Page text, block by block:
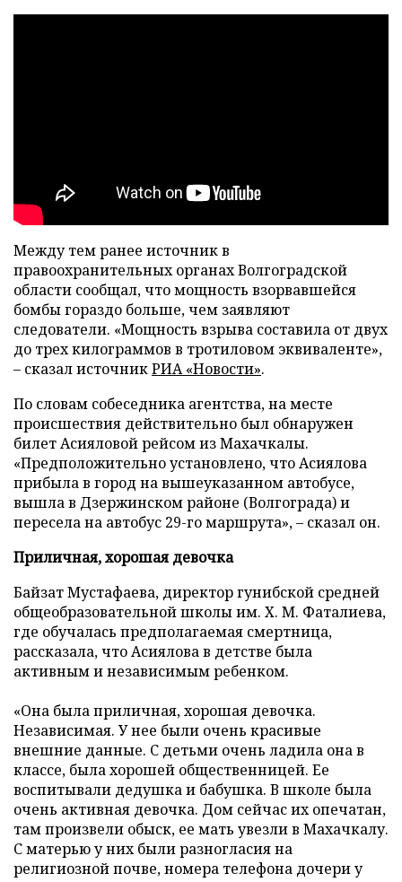
Между тем ранее источник в
правоохранительных органах Волгоградской
области сообщал, что мощность взорвавшейся
бомбы гораздо больше, чем заявляют
следователи. «Мощность взрыва составила от двух
до трех килограммов в тротиловом эквиваленте»,
– сказал источникРИА «Новости».
По словам собеседника агентства, на месте
происшествия действительно был обнаружен
билет Асияловой рейсом из Махачкалы.
«Предположительно установлено, что Асиялова
прибыла в город на вышеуказанном автобусе,
вышла в Дзержинском районе (Волгограда) и
пересела на автобус 29-го маршрута», – сказал он.
Приличная, хорошая девочка
Байзат Мустафаева, директор гунибской средней
общеобразовательной школы им. Х. М. Фаталиева,
где обучалась предполагаемая смертница,
рассказала, что Асиялова в детстве была
активным и независимым ребенком.
«Она была приличная, хорошая девочка.
Независимая. У нее были очень красивые
внешние данные. С детьми очень ладила она в
классе, была хорошей общественницей. Ее
воспитывали дедушка и бабушка. В школе была
очень активная девочка. Дом сейчас их опечатан,
там произвели обыск, ее мать увезли в Махачкалу.
С матерью у них были разногласия на
религиозной почве, номера телефона дочери у